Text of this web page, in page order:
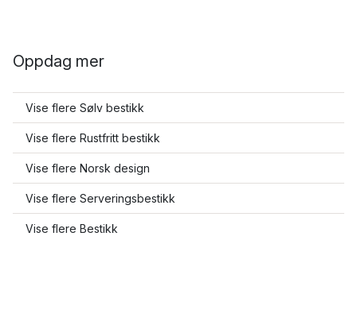
Oppdag mer
Vise flere Sølv bestikk
Vise flere Rustfritt bestikk
Vise flere Norsk design
Vise flere Serveringsbestikk
Vise flere Bestikk